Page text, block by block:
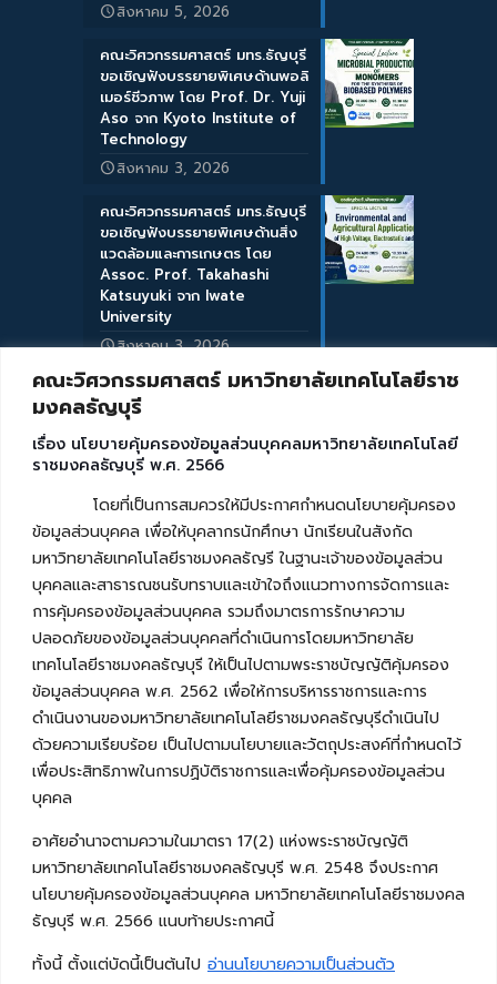
คณะวิศวกรรมศาสตร์ มหาวิทยาลัยเทคโนโลยีราช
มงคลธัญบุรี
เรื่อง นโยบายคุ้มครองข้อมูลส่วนบุคคลมหาวิทยาลัยเทคโนโลยี
ราชมงคลธัญบุรี พ.ศ. 2566
โดยที่เป็นการสมควรให้มีประกาศกำหนดนโยบายคุ้มครอง
ข้อมูลส่วนบุคคล เพื่อให้บุคลากรนักศึกษา นักเรียนในสังกัด
มหาวิทยาลัยเทคโนโลยีราชมงคลธัญรี ในฐานะเจ้าของข้อมูลส่วน
บุคคลและสาธารณชนรับทราบและเข้าใจถึงแนวทางการจัดการและ
การคุ้มครองข้อมูลส่วนบุคคล รวมถึงมาตรการรักษาความ
ปลอดภัยของข้อมูลส่วนบุคคลที่ดำเนินการโดยมหาวิทยาลัย
เทคโนโลยีราชมงคลธัญบุรี ให้เป็นไปตามพระราชบัญญัติคุ้มครอง
ข้อมูลส่วนบุคคล พ.ศ. 2562 เพื่อให้การบริหารราชการและการ
ดำเนินงานของมหาวิทยาลัยเทคโนโลยีราชมงคลธัญบุรีดำเนินไป
ด้วยความเรียบร้อย เป็นไปตามนโยบายและวัตถุประสงค์ที่กำหนดไว้
เพื่อประสิทธิภาพในการปฏิบัติราชการและเพื่อคุ้มครองข้อมูลส่วน
บุคคล
อาศัยอำนาจตามความในมาตรา 17(2) แห่งพระราชบัญญัติ
มหาวิทยาลัยเทคโนโลยีราชมงคลธัญบุรี พ.ศ. 2548 จึงประกาศ
นโยบายคุ้มครองข้อมูลส่วนบุคคล มหาวิทยาลัยเทคโนโลยีราชมงคล
ธัญบุรี พ.ศ. 2566 แนบท้ายประกาศนี้
ทั้งนี้ ตั้งแต่บัดนี้เป็นต้นไป อ่านนโยบายความเป็นส่วนตัว
สิงหาคม 5, 2026
คณะวิศวกรรมศาสตร์ มทร.ธัญบุรี
ขอเชิญฟังบรรยายพิเศษด้านพอลิ
เมอร์ชีวภาพ โดย Prof. Dr. Yuji
Aso จาก Kyoto Institute of
Technology
สิงหาคม 3, 2026
คณะวิศวกรรมศาสตร์ มทร.ธัญบุรี
ขอเชิญฟังบรรยายพิเศษด้านสิ่ง
แวดล้อมและการเกษตร โดย
Assoc. Prof. Takahashi
Katsuyuki จาก Iwate
University
สิงหาคม 3, 2026